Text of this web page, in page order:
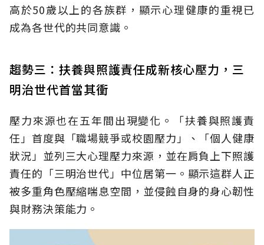
高於50歲以上的各族群，顯示心理健康的重視已
成為各世代的共同意識。
趨勢三：扶養與照護責任成新核心壓力，三
明治世代首當其衝
壓力來源也在五年間出現變化。「扶養與照護責
任」首度與「職場競爭或校園壓力」、「個人健康
狀況」並列三大心理壓力來源，並在肩負上下照護
責任的「三明治世代」中位居第一。顯示這群人正
被多重角色壓縮喘息空間，並侵蝕自身的身心韌性
與財務決策能力。